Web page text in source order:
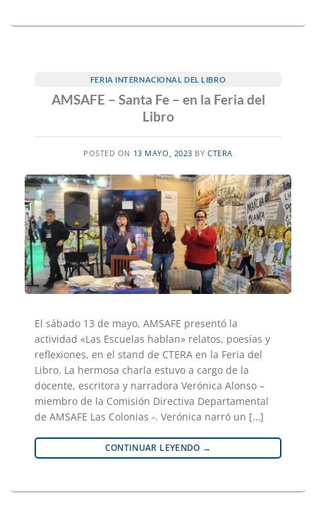
FERIA INTERNACIONAL DEL LIBRO
AMSAFE – Santa Fe – en la Feria del
Libro
POSTED ON 13 MAYO, 2023 BYCTERA
El sábado 13 de mayo, AMSAFE presentó la
actividad «Las Escuelas hablan» relatos, poesías y
reflexiones, en el stand de CTERA en la Feria del
Libro. La hermosa charla estuvo a cargo de la
docente, escritora y narradora Verónica Alonso –
miembro de la Comisión Directiva Departamental
de AMSAFE Las Colonias -. Verónica narró un […]
CONTINUAR LEYENDO →